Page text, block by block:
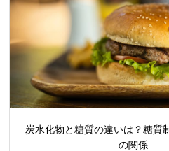
炭水化物と糖質の違いは？糖質
の関係